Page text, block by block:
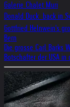
Galerie Chalet Muri
Donald Duck  back in
Gottfried Helnwein's
Bern
Die grosse Carl Barks
Botschafter der USA